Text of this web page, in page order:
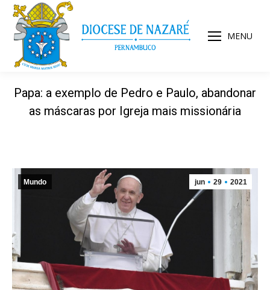
MENU
Papa: a exemplo de Pedro e Paulo, abandonar
as máscaras por Igreja mais missionária
jun 29 2021
Mundo